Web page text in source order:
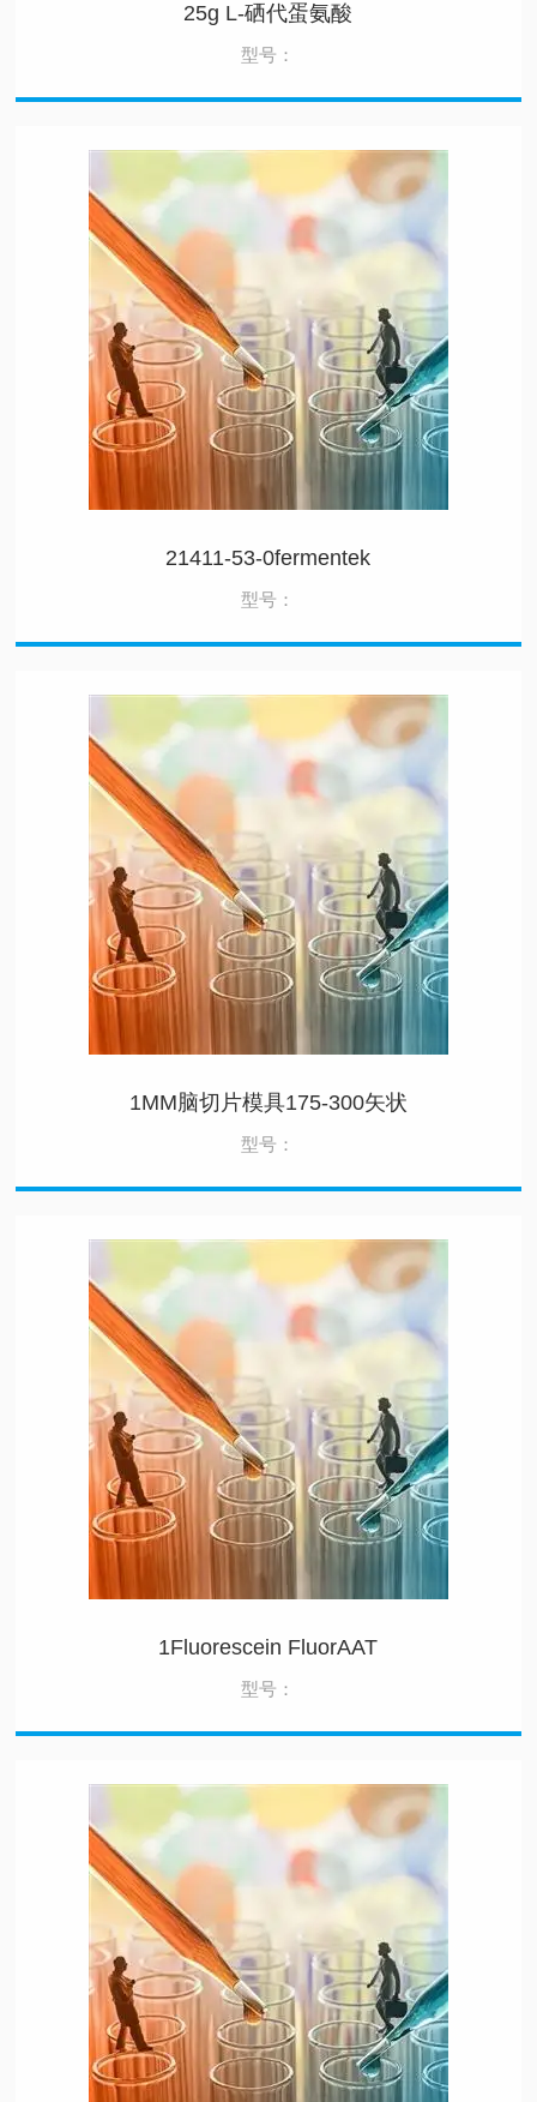
25g L-硒代蛋氨酸
型号：
21411-53-0fermentek
型号：
1MM脑切片模具175-300矢状
型号：
1Fluorescein FluorAAT
型号：